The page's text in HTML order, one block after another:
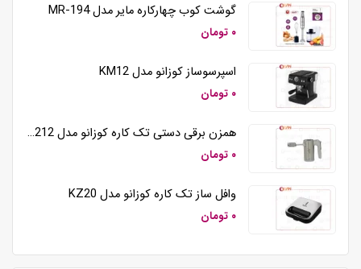
گوشت کوب چهارکاره مایر مدل MR-194
۰ تومان
اسپرسوساز کوزانو مدل KM12
۰ تومان
همزن برقی دستی تک کاره کوزانو مدل HM212
۰ تومان
وافل ساز تک کاره کوزانو مدل KZ20
۰ تومان